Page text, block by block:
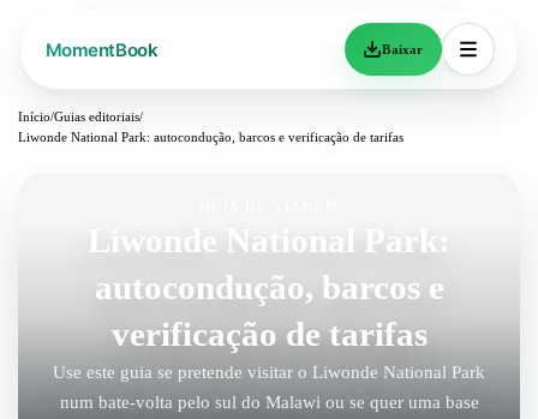
Baixar
Início/Guias editoriais/
Liwonde National Park: autocondução, barcos e verificação de tarifas
Liwonde National Park:
autocondução, barcos e
verificação de tarifas
Use este guia se pretende visitar o Liwonde National Park
num bate-volta pelo sul do Malawi ou se quer uma base